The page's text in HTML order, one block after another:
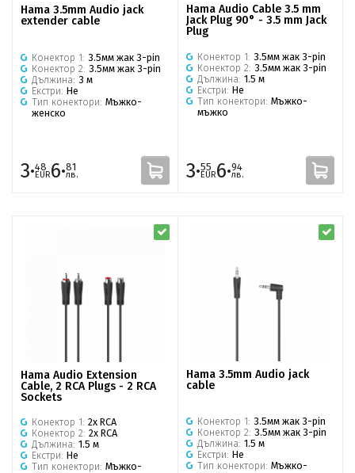
Hama 3.5mm Audio jack
extender cable
Конектор 1: 3.5мм жак 3-pin
Конектор 2: 3.5мм жак 3-pin
Дължина: 3 м
Екстри: Не
Тип конектори: Мъжко-
женско
3·48
EUR6·81
лв.
Hama Audio Cable 3.5 mm
Jack Plug 90° - 3.5 mm Jack
Plug
Конектор 1: 3.5мм жак 3-pin
Конектор 2: 3.5мм жак 3-pin
Дължина: 1.5 м
Екстри: Не
Тип конектори: Мъжко-
мъжко
3·55
EUR6·94
лв.
Hama Audio Extension
Cable, 2 RCA Plugs - 2 RCA
Sockets
Конектор 1: 2x RCA
Конектор 2: 2x RCA
Дължина: 1.5 м
Екстри: Не
Тип конектори: Мъжко-
Hama 3.5mm Audio jack
cable
Конектор 1: 3.5мм жак 3-pin
Конектор 2: 3.5мм жак 3-pin
Дължина: 1.5 м
Екстри: Не
Тип конектори: Мъжко-